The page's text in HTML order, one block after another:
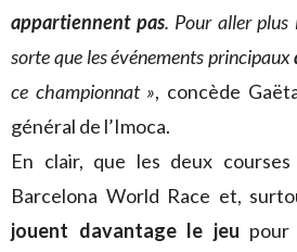
appartiennent pas. Pour aller
sorte que les événements principaux
ce championnat », concède
général de l’Imoca.
En clair, que les deux
Barcelona World Race et,
jouent davantage le jeu